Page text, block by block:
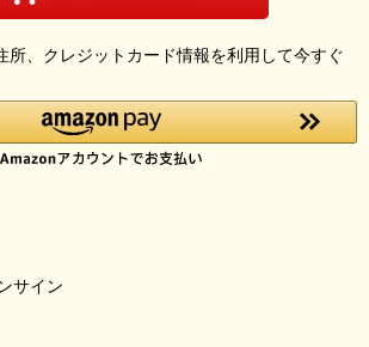
所、クレジットカード情報を利用して今すぐ
サイン